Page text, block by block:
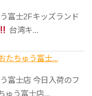
富士2Fキッズランド
台湾キ...
たちゅう富士...
富士店 今日入荷のフ
ゅう富士店...